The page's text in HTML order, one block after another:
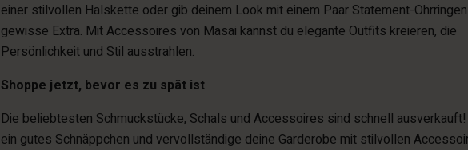
einer stilvollen Halskette oder gib deinem Look mit einem Paar Statement-
gewisse Extra. Mit Accessoires von Masai kannst du elegante Outfits kreieren, die
Persönlichkeit und Stil ausstrahlen.
Shoppe jetzt, bevor es zu spät ist
Die beliebtesten Schmuckstücke, Schals und Accessoires sind schnell
ein gutes Schnäppchen und vervollständige deine Garderobe mit stilvollen